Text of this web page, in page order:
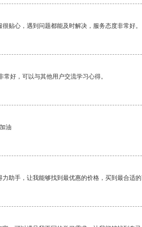
贴心，遇到问题都能及时解决，服务态度非常好。
常好，可以与其他用户交流学习心得。
油
助手，让我能够找到最优惠的价格，买到最合适